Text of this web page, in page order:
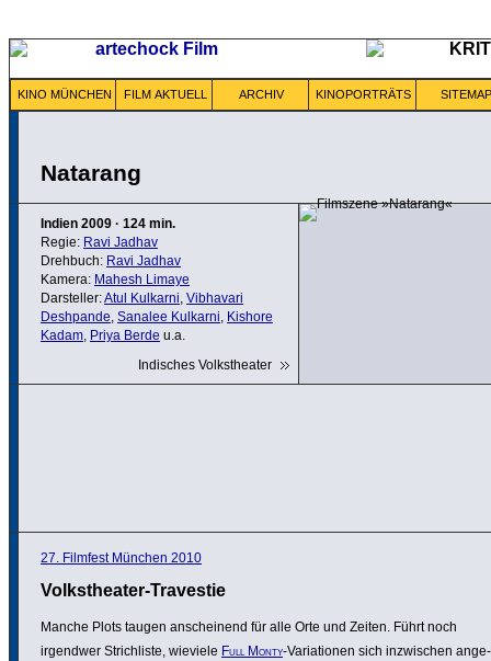
KINO MÜNCHEN FILM AKTUELL ARCHIV KINOPORTRÄTS SITEMAP
Natarang
Indien 2009 · 124 min.
Regie: Ravi Jadhav
Drehbuch: Ravi Jadhav
Kamera: Mahesh Limaye
Darsteller:Atul Kulkarni, Vibhavari
Deshpande, Sanalee Kulkarni, Kishore
Kadam, Priya Berde u.a.
Indisches Volkstheater
27. Filmfest München 2010
Volkstheater-Travestie
Manche Plots taugen anschei­nend für alle Orte und Zeiten. Führt noch
irgendwer Strich­liste, wieviele Full Monty-Varia­tionen sich inzwi­schen ange­